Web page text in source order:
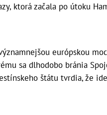
ktorá začala po útoku
európskou
sa dlhodobo bránia
štátu tvrdia, že